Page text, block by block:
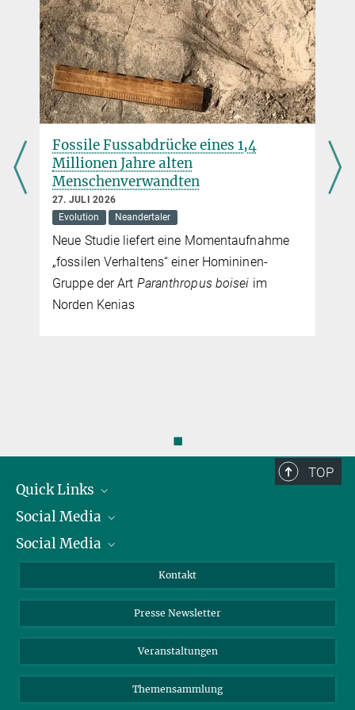
moorjani@...
University of California, Berkeley
Sandra Jacob
Presse- und Öffentlichkeitsarbeit
Max-Planck-Institut für evolutionäre Anthropologie, Leipzig
jacob@...
12. DEZEMBER 2024
Diese frühen Europäer gehörten zu einer kleinen, isolierten Gruppe,
die kurz nach der Vermischung mit Neandertalern existierte, heute
aber ausgestorben ist
mehr
Fossile Fussabdrücke eines 1,4
Millionen Jahre alten
Menschenverwandten
27. JULI 2026
Evolution
Neandertaler
Neue Studie liefert eine Momentaufnahme
„fossilen Verhaltens“ einer Homininen-
Gruppe der Art Paranthropus boisei im
Norden Kenias
◼
TOP
Quick Links
Präsident
Zahlen und Fakten
Meldestelle Fehlverhalten
Social Media
Bluesky
TikTok
Social Media
Instagram
YouTube
Kontakt
Presse Newsletter
Veranstaltungen
Themensammlung